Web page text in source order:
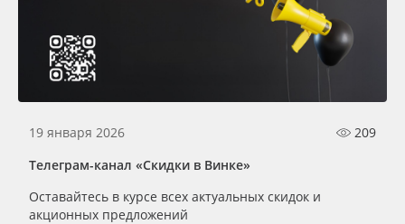
19 января 2026
209
Телеграм-канал «Скидки в Винке»
Оставайтесь в курсе всех актуальных скидок и
акционных предложений